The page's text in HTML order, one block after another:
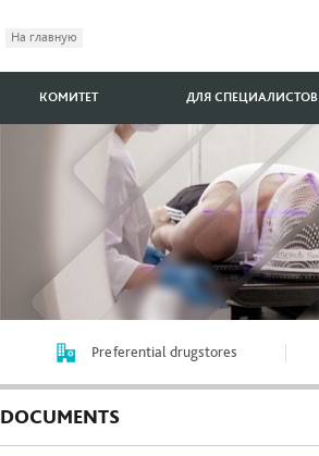
На главную
КОМИТЕТ ДЛЯ СПЕЦИАЛИСТОВ
Preferential drugstores
DOCUMENTS